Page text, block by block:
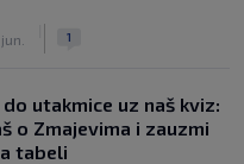
1
utakmice uz naš kviz:
o Zmajevima i zauzmi
tabeli